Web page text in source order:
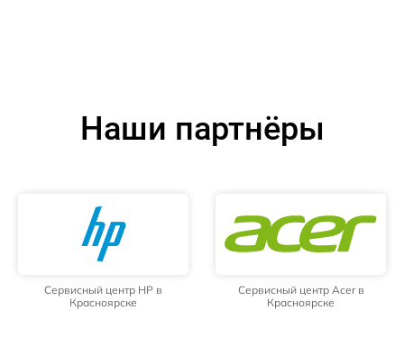
Наши партнёры
Сервисный центр HP в
Красноярске
Сервисный центр Acer в
Красноярске